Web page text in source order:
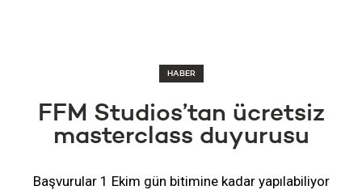
HABER
FFM Studios’tan ücretsiz
masterclass duyurusu
Başvurular 1 Ekim gün bitimine kadar yapılabiliyor